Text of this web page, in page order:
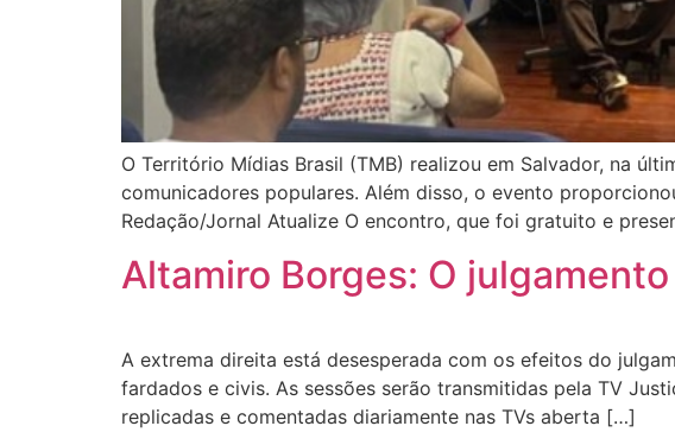
O Território Mídias Brasil (TMB) realizou em Salvador, na
comunicadores populares. Além disso, o evento
Redação/Jornal Atualize O encontro, que foi gratuito e
Altamiro Borges: O
A extrema direita está desesperada com os efeitos do
fardados e civis. As sessões serão transmitidas pela TV
replicadas e comentadas diariamente nas TVs aberta […]